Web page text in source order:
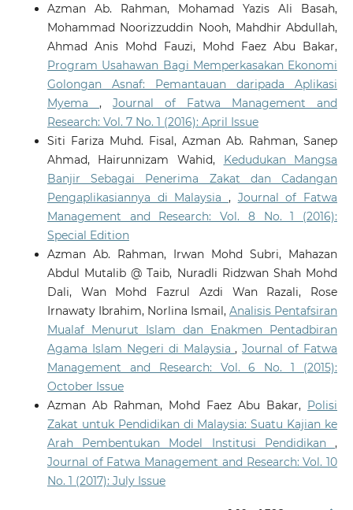
Azman Ab. Rahman, Mohamad Yazis Ali Basah,
Mohammad Noorizzuddin Nooh, Mahdhir Abdullah,
Ahmad Anis Mohd Fauzi, Mohd Faez Abu Bakar,
Program Usahawan Bagi Memperkasakan Ekonomi
Golongan Asnaf: Pemantauan daripada Aplikasi
Myema , Journal of Fatwa Management and
Research: Vol. 7 No. 1 (2016): April Issue
Siti Fariza Muhd. Fisal, Azman Ab. Rahman, Sanep
Ahmad, Hairunnizam Wahid, Kedudukan Mangsa
Banjir Sebagai Penerima Zakat dan Cadangan
Pengaplikasiannya di Malaysia , Journal of Fatwa
Management and Research: Vol. 8 No. 1 (2016):
Special Edition
Azman Ab. Rahman, Irwan Mohd Subri, Mahazan
Abdul Mutalib @ Taib, Nuradli Ridzwan Shah Mohd
Dali, Wan Mohd Fazrul Azdi Wan Razali, Rose
Irnawaty Ibrahim, Norlina Ismail,Analisis Pentafsiran
Mualaf Menurut Islam dan Enakmen Pentadbiran
Agama Islam Negeri di Malaysia,Journal of Fatwa
Management and Research: Vol. 6 No. 1 (2015):
October Issue
Azman Ab Rahman, Mohd Faez Abu Bakar, Polisi
Zakat untuk Pendidikan di Malaysia: Suatu Kajian ke
Arah Pembentukan Model Institusi Pendidikan,
Journal of Fatwa Management and Research: Vol. 10
No. 1 (2017): July Issue